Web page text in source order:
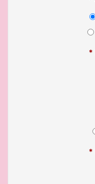
＊
＊